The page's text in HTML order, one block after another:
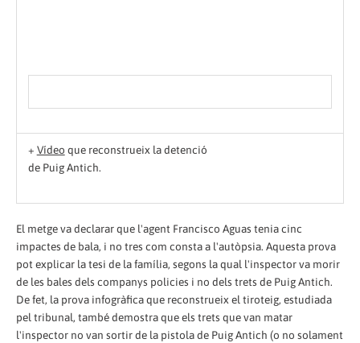
+ Vídeo que reconstrueix la detenció
de Puig Antich.
El metge va declarar que l'agent Francisco Aguas tenia cinc
impactes de bala, i no tres com consta a l'autòpsia. Aquesta prova
pot explicar la tesi de la família, segons la qual l'inspector va morir
de les bales dels companys policies i no dels trets de Puig Antich.
De fet, la prova infogràfica que reconstrueix el tiroteig, estudiada
pel tribunal, també demostra que els trets que van matar
l'inspector no van sortir de la pistola de Puig Antich (o no solament